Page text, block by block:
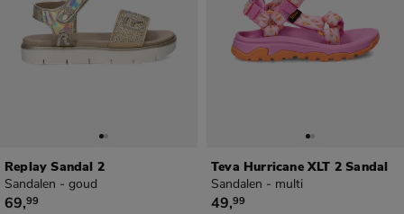
Replay Sandal 2
Sandalen - goud
€ 69,99
69,99
Teva Hurricane XLT 2 Sandal
Sandalen - multi
€ 49,99
49,99